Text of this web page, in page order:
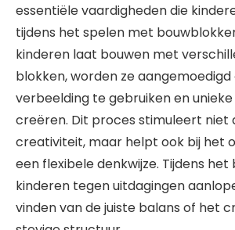
essentiële vaardigheden die
tijdens het spelen met
kinderen laat bouwen met
blokken, worden ze aangemoedigd
verbeelding te gebruiken en
creëren. Dit proces stimuleert niet
creativiteit, maar helpt ook bij het
een flexibele denkwijze. Tijdens
kinderen tegen uitdagingen
vinden van de juiste balans of het